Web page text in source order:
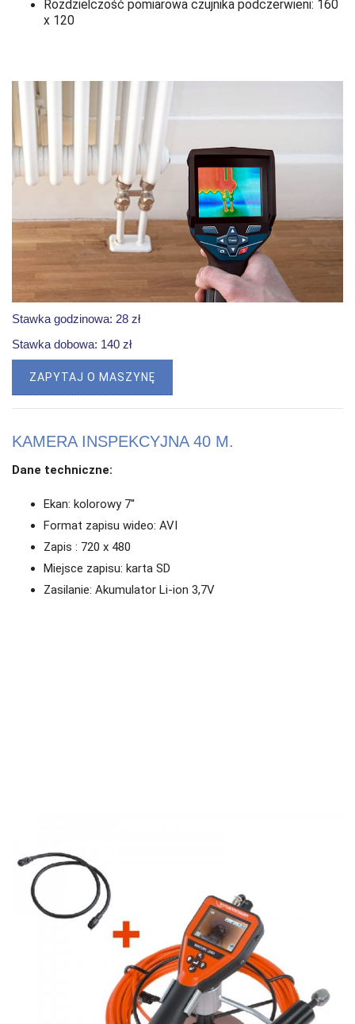
Rozdzielczość pomiarowa czujnika podczerwieni: 160
x 120
Stawka godzinowa: 28 zł
Stawka dobowa: 140 zł
ZAPYTAJ O MASZYNĘ
KAMERA INSPEKCYJNA 40 M.
Dane techniczne:
Ekan: kolorowy 7''
Format zapisu wideo: AVI
Zapis : 720 x 480
Miejsce zapisu: karta SD
Zasilanie: Akumulator Li-ion 3,7V